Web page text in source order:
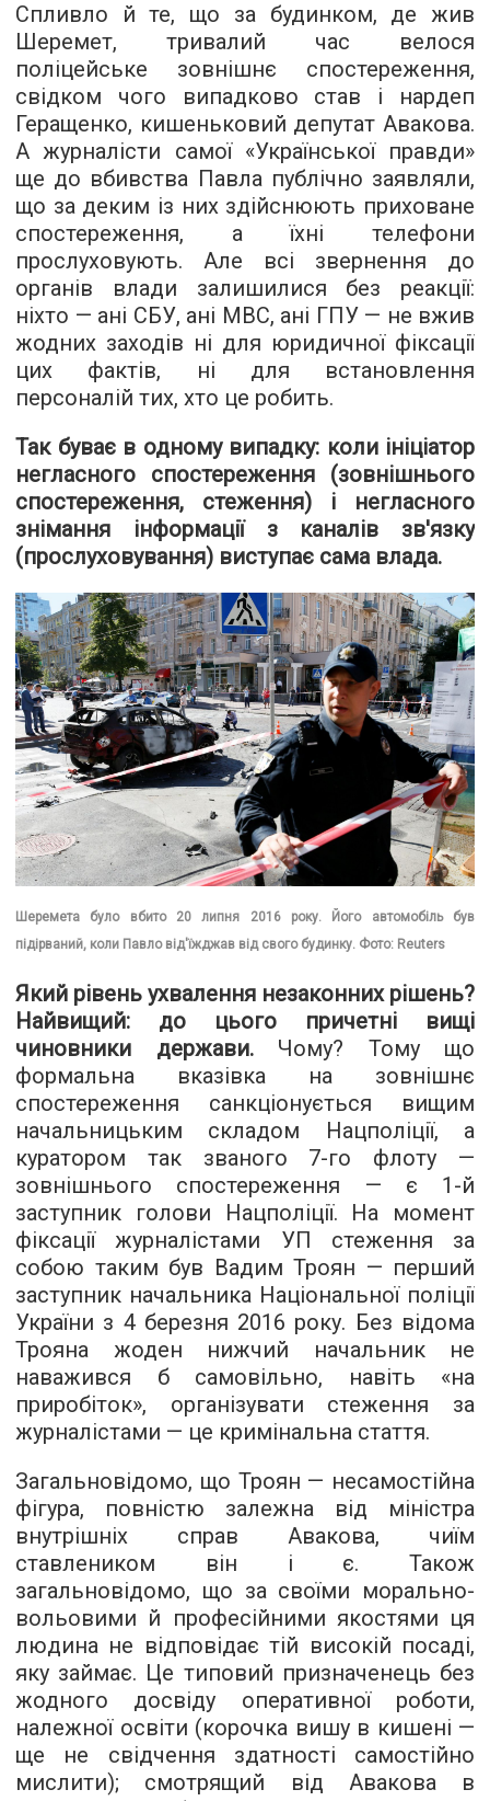
Спливло й те, що за будинком, де жив
Шеремет, тривалий час велося
поліцейське зовнішнє спостереження,
свідком чого випадково став і нардеп
Геращенко, кишеньковий депутат Авакова.
А журналісти самої «Української правди»
ще до вбивства Павла публічно заявляли,
що за деким із них здійснюють приховане
спостереження, а їхні телефони
прослуховують. Але всі звернення до
органів влади залишилися без реакції:
ніхто — ані СБУ, ані МВС, ані ГПУ — не вжив
жодних заходів ні для юридичної фіксації
цих фактів, ні для встановлення
персоналій тих, хто це робить.
Так буває в одному випадку: коли ініціатор
негласного спостереження (зовнішнього
спостереження, стеження) і негласного
знімання інформації з каналів зв'язку
(прослуховування) виступає сама влада.
Шеремета було вбито 20 липня 2016 року. Його автомобіль був
підірваний, коли Павло від'їжджав від свого будинку. Фото: Reuters
Який рівень ухвалення незаконних рішень?
Найвищий: до цього причетні вищі
чиновники держави.Чому? Тому що
формальна вказівка на зовнішнє
спостереження санкціонується вищим
начальницьким складом Нацполіції, а
куратором так званого 7-го флоту —
зовнішнього спостереження — є 1-й
заступник голови Нацполіції. На момент
фіксації журналістами УП стеження за
собою таким був Вадим Троян — перший
заступник начальника Національної поліції
України з 4 березня 2016 року. Без відома
Трояна жоден нижчий начальник не
наважився б самовільно, навіть «на
приробіток», організувати стеження за
журналістами — це кримінальна стаття.
Загальновідомо, що Троян — несамостійна
фігура, повністю залежна від міністра
внутрішніх справ Авакова, чиїм
ставлеником він і є. Також
загальновідомо, що за своїми морально-
вольовими й професійними якостями ця
людина не відповідає тій високій посаді,
яку займає. Це типовий призначенець без
жодного досвіду оперативної роботи,
належної освіти (корочка вишу в кишені —
ще не свідчення здатності самостійно
мислити); смотрящий від Авакова в